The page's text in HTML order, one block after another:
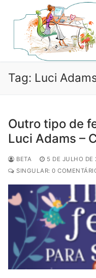
para
conteúdo
Tag: Luci
Outro tipo de
Luci Adams –
BETA 5 DE JULHO DE
SINGULAR: 0